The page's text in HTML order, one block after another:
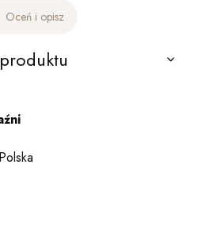
Oceń i opisz